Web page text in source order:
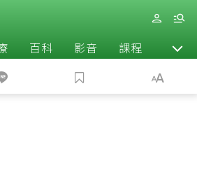
百科 影音 課程 退休